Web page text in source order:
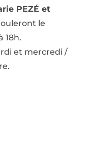
PEZÉ et
le
18h.
et mercredi /